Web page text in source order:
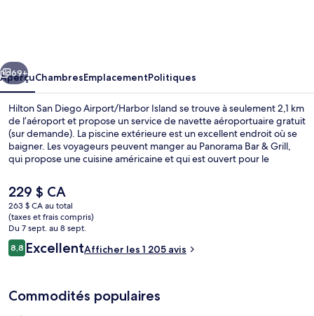
Airport/Harbor
Island
Suivant
69+
AperçuChambresEmplacementPolitiques
Hilton San Diego Airport/Harbor Island se trouve à seulement 2,1 km
de l’aéroport et propose un service de navette aéroportuaire gratuit
(sur demande). La piscine extérieure est un excellent endroit où se
baigner. Les voyageurs peuvent manger au Panorama Bar & Grill,
qui propose une cuisine américaine et qui est ouvert pour le
centre d’entraînement physique ouvert en tout temps et un bar-
salon. Les autres voyageurs apprécient vraiment le personnel
serviable et l’emplacement.
Le
prix
actuel
est
de 229 $ CA
229 $ CA
263 $ CA au total
(taxes et frais compris)
Du 7 sept. au 8 sept.
Avis
8,88,8 sur 10 –
ExcellentAfficher les 1 205 avis
Commodités populaires